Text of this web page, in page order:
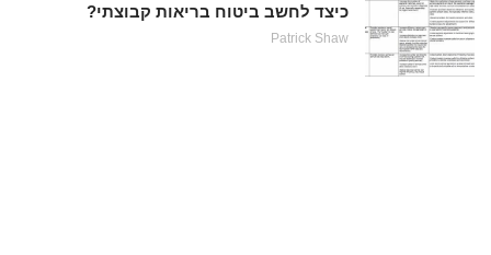
כיצד לחשב ביטוח בריאות קבוצתי?
Patrick Shaw